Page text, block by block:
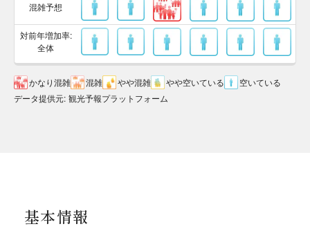
混雑予想
対前年増加率:
全体
かなり混雑 混雑 やや混雑 やや空いている
空いている
データ提供元: 観光予報プラットフォーム
基本情報